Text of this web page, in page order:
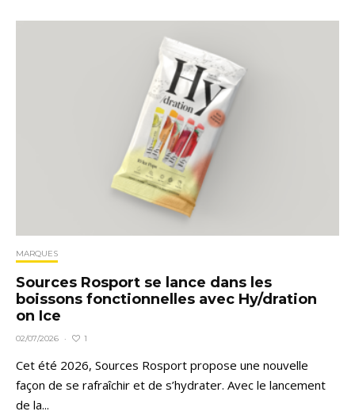
MARQUES
Sources Rosport se lance dans les
boissons fonctionnelles avec Hy/dration
on Ice
02/07/2026 · 1
Cet été 2026, Sources Rosport propose une nouvelle
façon de se rafraîchir et de s’hydrater. Avec le lancement
de la...